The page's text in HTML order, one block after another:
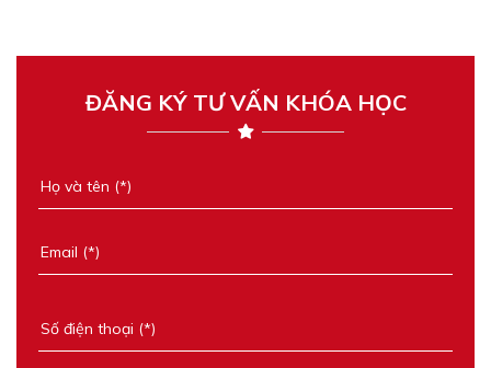
ĐĂNG KÝ TƯ VẤN KHÓA HỌC